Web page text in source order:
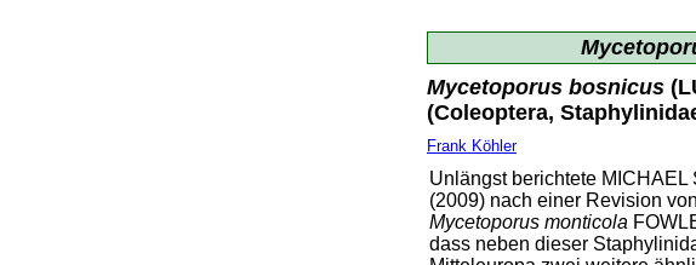
Mycetoporus bosnicus
(Coleoptera,
Frank Köhler
Unlängst berichtete MICHAEL
(2009) nach einer Revision von
Mycetoporus monticola
dass neben dieser